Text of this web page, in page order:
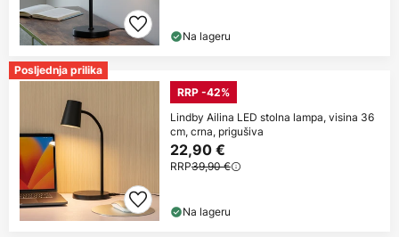
Na lageru
Posljednja prilika
RRP -42%
Lindby Ailina LED stolna lampa, visina 36
cm, crna, prigušiva
22,90 €
RRP39,90 €
Na lageru